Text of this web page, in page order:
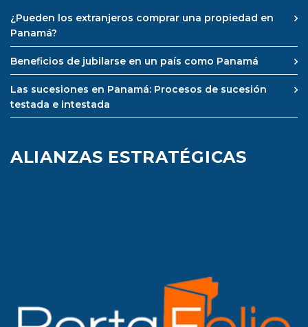
¿Pueden los extranjeros comprar una propiedad en
Panamá?
Beneficios de jubilarse en un país como Panamá
Las sucesiones en Panamá: Procesos de sucesión
testada e intestada
ALIANZAS ESTRATÉGICAS